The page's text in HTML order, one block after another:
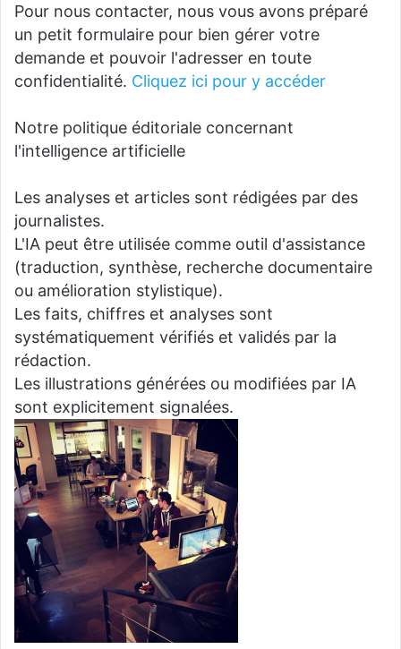
Pour nous contacter, nous vous avons préparé
un petit formulaire pour bien gérer votre
demande et pouvoir l'adresser en toute
confidentialité. Cliquez ici pour y accéder
Notre politique éditoriale concernant
l'intelligence artificielle
Les analyses et articles sont rédigées par des
journalistes.
L'IA peut être utilisée comme outil d'assistance
(traduction, synthèse, recherche documentaire
ou amélioration stylistique).
Les faits, chiffres et analyses sont
systématiquement vérifiés et validés par la
rédaction.
Les illustrations générées ou modifiées par IA
sont explicitement signalées.